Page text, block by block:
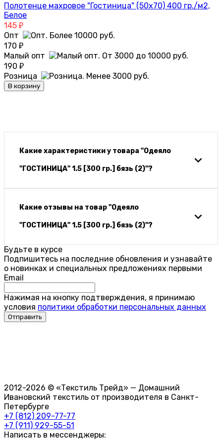
Полотенце махровое "Гостиница" (50х70) 400 гр./м2,
Белое
145 ₽
Опт
170 ₽
Малый опт
190 ₽
Розница
В корзину
Какие характеристики у товара "Одеяло
"ГОСТИНИЦА" 1.5 [300 гр.] бязь (2)"?
Какие отзывы на товар "Одеяло
"ГОСТИНИЦА" 1.5 [300 гр.] бязь (2)"?
Будьте в курсе
Подпишитесь на последние обновления и узнавайте
о новинках и специальных предложениях первыми
Email
Нажимая на кнопку подтверждения, я принимаю
условия политики обработки персональных данных
2012-2026 © «Текстиль Трейд» — Домашний
Ивановский текстиль от производителя в Санкт-
Петербурге
+7 (812) 209-77-77
+7 (911) 929-55-51
Написать в мессенджеры: